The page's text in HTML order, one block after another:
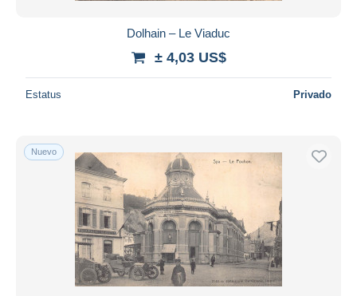
Dolhain – Le Viaduc
± 4,03 US$
Estatus Privado
Nuevo